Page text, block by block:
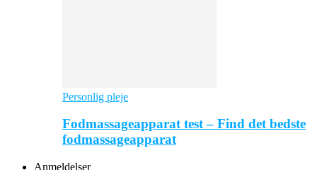
Personlig pleje
Fodmassageapparat test – Find det bedste
fodmassageapparat
Anmeldelser